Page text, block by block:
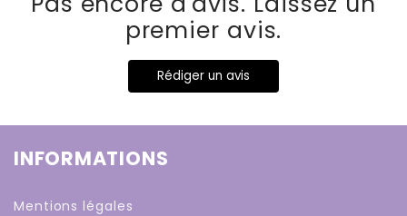
premier avis.
Rédiger un avis
INFORMATIONS
Mentions légales